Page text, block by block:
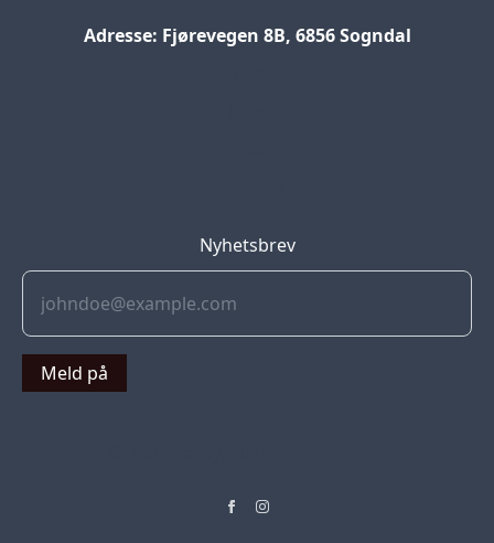
Adresse: Fjørevegen 8B, 6856 Sogndal
Nyhetsbrev
Meld på